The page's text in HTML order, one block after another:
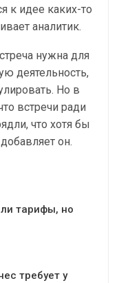
к идее каких-то
аналитик.
нужна для
деятельность,
Но в
встречи ради
что хотя бы
он.
тарифы, но
требует у